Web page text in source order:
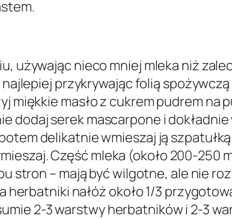
używając nieco mniej mleka niż
przykrywając folią spożywczą
miękkie masło z cukrem pudrem na
dodaj serek mascarpone i
delikatnie wmieszaj ją
Część mleka (około 200-250
stron – mają być wilgotne, ale nie
herbatniki nałóż około 1/3
2-3 warstwy herbatników i 2-3